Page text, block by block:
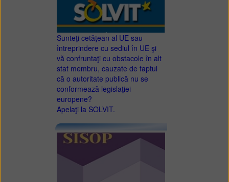
Sunteţi cetăţean al UE sau
întreprindere cu sediul în UE şi
vă confruntaţi cu obstacole în alt
stat membru, cauzate de faptul
că o autoritate publică nu se
conformează legislaţiei
europene?
Apelaţi la SOLVIT.